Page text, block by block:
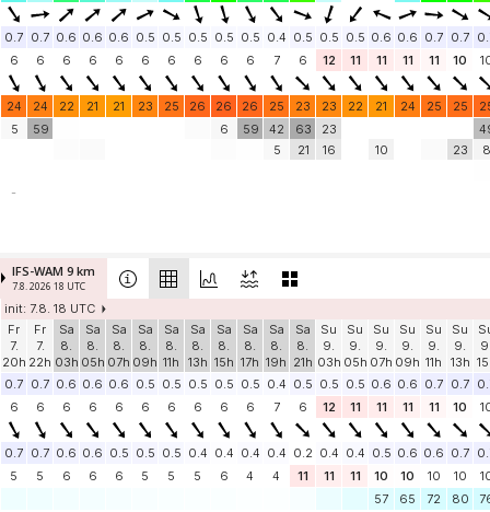
0.7 0.7 0.6 0.6 0.6 0.5 0.5 0.5 0.5 0.5 0.4 0.5 0.5 0.5 0.6 0.6 0.7 0.7
6
6 6 6 6 6 6 6 6 6 7 6 12 11 11 11 11 10
24 24 22 21 21 23 25 26 26 26 25 23 23 22 21 24 25 25
5
59 6 59
42
5
63
21
23
16
10 23
8
-
IFS-WAM 9 km
7.8. 2026 18 UTC
init: 7.8. 18 UTC
Fr
7.
20h
Fr
7.
22h
Sa
8.
03h
Sa
8.
05h
Sa
8.
07h
Sa
8.
09h
Sa
8.
11h
Sa
8.
13h
Sa
8.
15h
Sa
8.
17h
Sa
8.
19h
Sa
8.
21h
Su
9.
03h
Su
9.
05h
Su
9.
07h
Su
9.
09h
Su
9.
11h
Su
9.
13h
0.7 0.7 0.6 0.6 0.6 0.5 0.5 0.5 0.5 0.5 0.4 0.5 0.5 0.5 0.6 0.6 0.7 0.7
6
6 6 6 6 6 6 6 6 6 7 6 12 11 11 11 11 10
0.7 0.7 0.6 0.6 0.5 0.5 0.5 0.4 0.4 0.4 0.4 0.2 0.4 0.4 0.5 0.6 0.6 0.7
5
5 6 6 6 5 5 5 6 4 4 11 11 11 10 10 10 10
57
65 72 80